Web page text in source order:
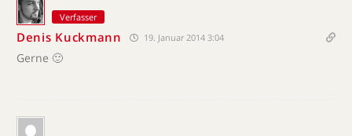
Verfasser
Denis Kuckmann 19. Januar 2014 3:04
Gerne 🙂